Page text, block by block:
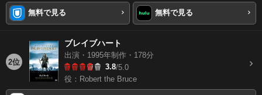
無料で見る 無料で見る
2位
ブレイブハート
出演・1995年制作・178分
3.8/5.0
役：Robert the Bruce